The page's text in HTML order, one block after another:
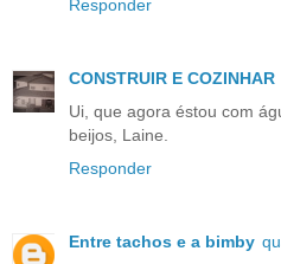
Responder
CONSTRUIR E COZINHAR
Ui, que agora éstou com
beijos, Laine.
Responder
Entre tachos e a bimby